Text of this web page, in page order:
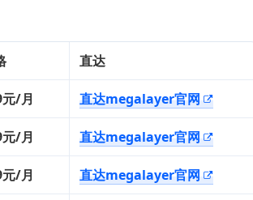
直达
/月 直达megalayer官网
/月 直达megalayer官网
/月 直达megalayer官网